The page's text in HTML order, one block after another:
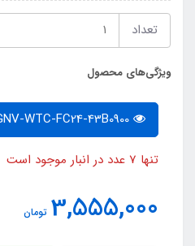
تعداد
ویژگی‌های محصول
تنها 7 عدد در انبار موجود است
3,555,000 تومان